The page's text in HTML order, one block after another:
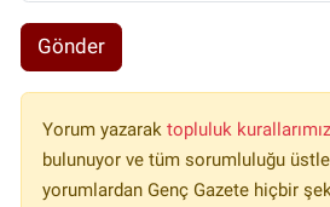
Gönder
Yorum yazarak topluluk
bulunuyor ve tüm sorumluluğu
yorumlardan Genç Gazete hiçbir